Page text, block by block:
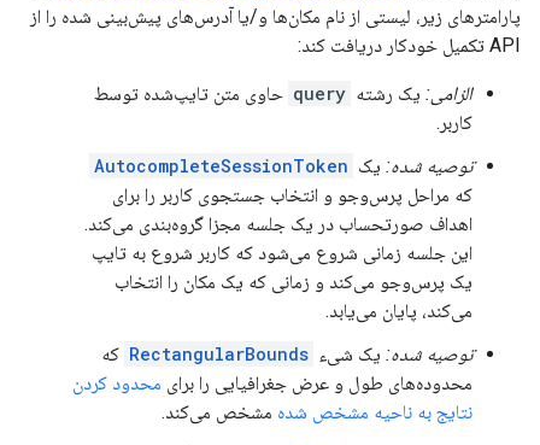
پارامترهای زیر، لیستی از نام مکان‌ها و/یا آدرس‌های پیش‌بینی شده را از
API تکمیل خودکار دریافت کند:
الزامی: یک رشته query حاوی متن تایپ‌شده توسط
کاربر.
توصیه شده: یک AutocompleteSessionToken
که مراحل پرس‌وجو و انتخاب جستجوی کاربر را برای
اهداف صورتحساب در یک جلسه مجزا گروه‌بندی می‌کند.
این جلسه زمانی شروع می‌شود که کاربر شروع به تایپ
یک پرس‌وجو می‌کند و زمانی که یک مکان را انتخاب
می‌کند، پایان می‌یابد.
توصیه شده: یک شیء RectangularBounds که
محدوده‌های طول و عرض جغرافیایی را برای محدود کردن
نتایج به ناحیه مشخص شده مشخص می‌کند.